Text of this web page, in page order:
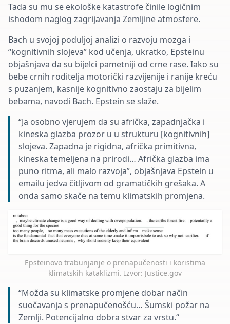
Tada su mu se ekološke katastrofe činile logičnim
ishodom naglog zagrijavanja Zemljine atmosfere.
Bach u svojoj poduljoj analizi o razvoju mozga i
“kognitivnih slojeva” kod učenja, ukratko, Epsteinu
objašnjava da su bijelci pametniji od crne rase. Iako su
bebe crnih roditelja motorički razvijenije i ranije kreću
s puzanjem, kasnije kognitivno zaostaju za bijelim
bebama, navodi Bach. Epstein se slaže.
“Ja osobno vjerujem da su afrička, zapadnjačka i
kineska glazba prozor u u strukturu [kognitivnih]
slojeva. Zapadna je rigidna, afrička primitivna,
kineska temeljena na prirodi… Afrička glazba ima
puno ritma, ali malo razvoja”, objašnjava Epstein u
emailu jedva čitljivom od gramatičkih grešaka. A
onda samo skače na temu klimatskih promjena.
Epsteinovo trabunjanje o prenapučenosti i koristima
klimatskih kataklizmi. Izvor: Justice.gov
“Možda su klimatske promjene dobar način
suočavanja s prenapučenošću… Šumski požar na
Zemlji. Potencijalno dobra stvar za vrstu.“